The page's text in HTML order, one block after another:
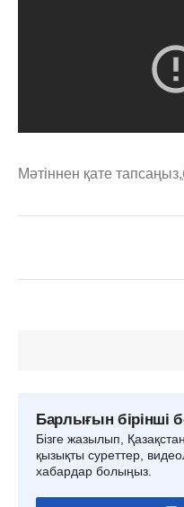
Мәтіннен қате тапсаңыз,
Барлығын бірінші
Бізге жазылып,
қызықты суреттер,
хабардар болыңыз.